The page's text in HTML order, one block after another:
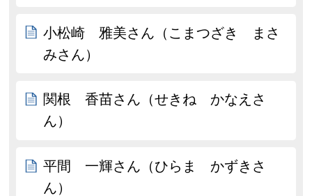
小松崎 雅美さん（こまつざき まさ
みさん）
関根 香苗さん（せきね かなえさ
ん）
平間 一輝さん（ひらま かずきさ
ん）